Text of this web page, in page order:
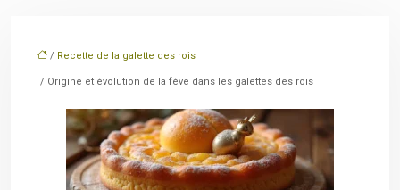
/ Recette de la galette des rois
/ Origine et évolution de la fève dans les galettes des rois